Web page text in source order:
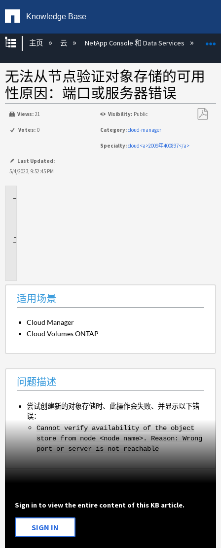
Knowledge Base
扩展/隐缩全局层次
主页 云 NetApp Console 和 Data Services
无法从节点验证对象存储的可用
性原因：端口或服务器错误
Views: 21 Visibility: Public
Votes: 0 Category:cloud-manager
Specialty:cloud<a>2009年400897</a>
Last Updated:
5/4/2023, 9:52:45 PM
适用场景
Cloud Manager
Cloud Volumes ONTAP
问题描述
尝试创建新的对象存储时、此操作会失败、并显示以下错
误：
Cannot verify availability of the object
store from node <node name>. Reason: Wrong
port or server is not reachable
Sign in to view the entire content of this KB article.
SIGN IN